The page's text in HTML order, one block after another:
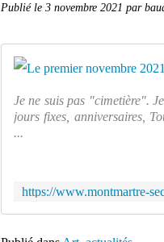
Publié le 3 novembre 2021 par
Je ne suis pas "cimetière".
jours fixes, anniversaires,
...